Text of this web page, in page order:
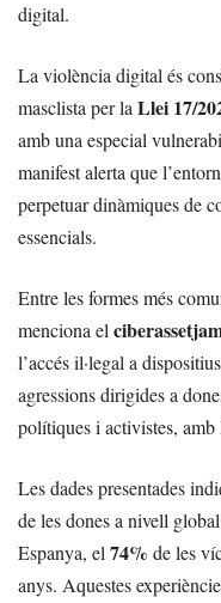
digital.
La violència digital és
masclista per la Llei 17/
amb una especial
manifest alerta que
perpetuar dinàmiques de
essencials.
Entre les formes més
menciona el
l’accés il·legal a
agressions dirigides a
polítiques i activistes, amb
Les dades presentades
de les dones a nivell
Espanya, el 74% de les
anys. Aquestes